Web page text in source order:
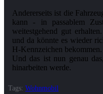
Andererseits ist die
kann - in passablem
weitestgehend gut
und da könnte es wieder
H-Kennzeichen bekommen.
Und das ist nun genau
hinarbeiten werde.
Tags: Wohnmobil